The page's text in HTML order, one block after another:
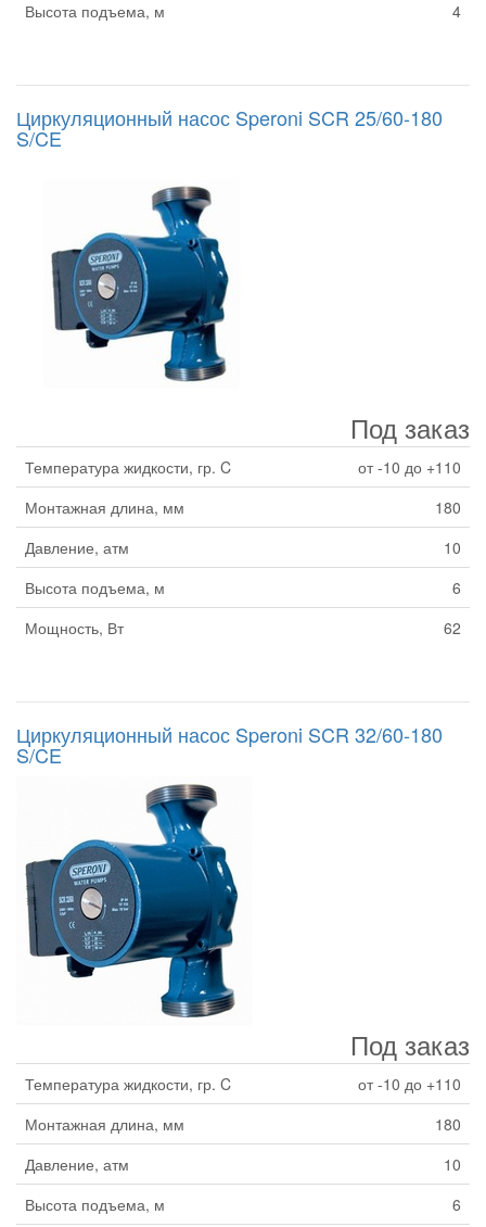
Высота подъема, м 4
Циркуляционный насос Speroni SCR 25/60-180
S/CE
Под заказ
Температура жидкости, гр. C
от -10 до +110
Монтажная длина, мм
180
Давление, атм
10
Высота подъема, м
6
Мощность, Вт
62
Циркуляционный насос Speroni SCR 32/60-180
S/CE
Под заказ
Температура жидкости, гр. C
от -10 до +110
Монтажная длина, мм
180
Давление, атм
10
Высота подъема, м
6